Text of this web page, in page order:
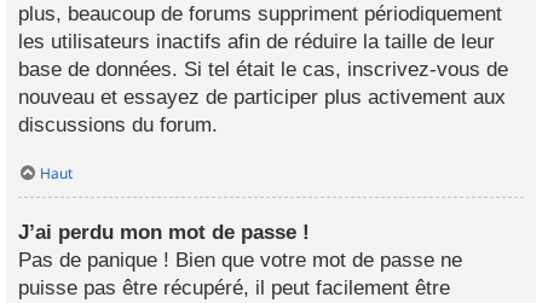
plus, beaucoup de forums suppriment périodiquement
les utilisateurs inactifs afin de réduire la taille de leur
base de données. Si tel était le cas, inscrivez-vous de
nouveau et essayez de participer plus activement aux
discussions du forum.
Haut
J’ai perdu mon mot de passe !
Pas de panique ! Bien que votre mot de passe ne
puisse pas être récupéré, il peut facilement être